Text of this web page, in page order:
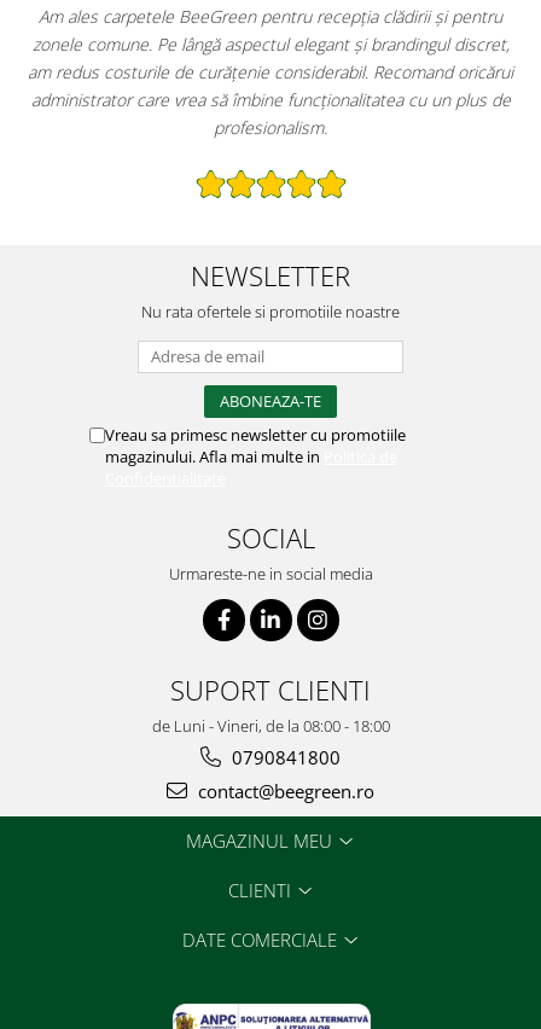
BeeGreen pentru recepția clădirii și pentru
lângă aspectul elegant și brandingul discret,
de curățenie considerabil. Recomand oricărui
vrea să îmbine funcționalitatea cu un plus de
Primul lucru pe
imprimat pe
extrem de
păstrează
NEWSLETTER
Nu rata ofertele si promotiile noastre
Vreau sa primesc newsletter cu promotiile
magazinului. Afla mai multe in
SOCIAL
Urmareste-ne in social media
SUPORT CLIENTI
de Luni - Vineri, de la 08:00 - 18:00
0790841800
contact@beegreen.ro
MAGAZINUL MEU
CLIENTI
DATE COMERCIALE